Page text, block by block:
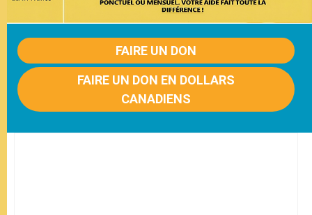
FAIRE UN DON
FAIRE UN DON EN DOLLARS
CANADIENS